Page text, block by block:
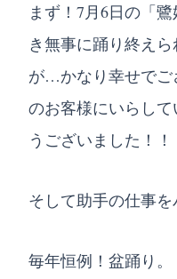
まず！7月6日の「
き無事に踊り終え
が…かなり幸せでご
のお客様にいらし
うございました！！
そして助手の仕事を
毎年恒例！盆踊り。